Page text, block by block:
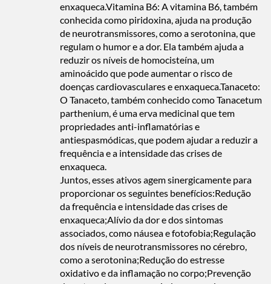
enxaqueca.Vitamina B6: A vitamina B6, também
conhecida como piridoxina, ajuda na produção
de neurotransmissores, como a serotonina, que
regulam o humor e a dor. Ela também ajuda a
reduzir os níveis de homocisteína, um
aminoácido que pode aumentar o risco de
doenças cardiovasculares e enxaqueca.Tanaceto:
O Tanaceto, também conhecido como Tanacetum
parthenium, é uma erva medicinal que tem
propriedades anti-inflamatórias e
antiespasmódicas, que podem ajudar a reduzir a
frequência e a intensidade das crises de
enxaqueca.
Juntos, esses ativos agem sinergicamente para
proporcionar os seguintes benefícios:Redução
da frequência e intensidade das crises de
enxaqueca;Alívio da dor e dos sintomas
associados, como náusea e fotofobia;Regulação
dos níveis de neurotransmissores no cérebro,
como a serotonina;Redução do estresse
oxidativo e da inflamação no corpo;Prevenção